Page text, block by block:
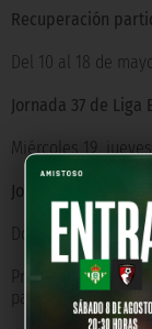
Recuperación
Del 10 al 18 de
Jornada 37 de Liga
Miércoles 19,
Jornada 38 de Liga
Domingo 23 de
Próximamente se
partidos en estas